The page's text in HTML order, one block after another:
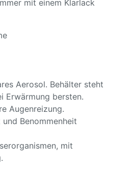
mit einem Klarlack
Aerosol. Behälter steht
Erwärmung bersten.
Augenreizung.
Benommenheit
mit